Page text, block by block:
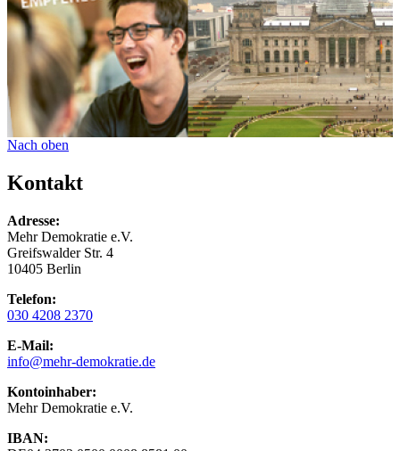
Nach oben
Kontakt
Adresse:
Mehr Demokratie e.V.
Greifswalder Str. 4
10405 Berlin
Telefon:
030 4208 2370
E-Mail:
info@mehr-demokratie.de
Kontoinhaber:
Mehr Demokratie e.V.
IBAN: